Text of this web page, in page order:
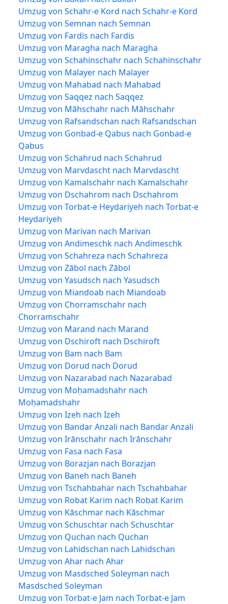
Umzug von Schahr-e Kord nach Schahr-e Kord
Umzug von Semnan nach Semnan
Umzug von Fardis nach Fardis
Umzug von Maragha nach Maragha
Umzug von Schahinschahr nach Schahinschahr
Umzug von Malayer nach Malayer
Umzug von Mahabad nach Mahabad
Umzug von Saqqez nach Saqqez
Umzug von Māhschahr nach Māhschahr
Umzug von Rafsandschan nach Rafsandschan
Umzug von Gonbad-e Qabus nach Gonbad-e
Qabus
Umzug von Schahrud nach Schahrud
Umzug von Marvdascht nach Marvdascht
Umzug von Kamalschahr nach Kamalschahr
Umzug von Dschahrom nach Dschahrom
Umzug von Torbat-e Heydariyeh nach Torbat-e
Heydariyeh
Umzug von Marivan nach Marivan
Umzug von Andimeschk nach Andimeschk
Umzug von Schahreza nach Schahreza
Umzug von Zābol nach Zābol
Umzug von Yasudsch nach Yasudsch
Umzug von Miandoab nach Miandoab
Umzug von Chorramschahr nach
Chorramschahr
Umzug von Marand nach Marand
Umzug von Dschiroft nach Dschiroft
Umzug von Bam nach Bam
Umzug von Dorud nach Dorud
Umzug von Nazarabad nach Nazarabad
Umzug von Moḥamadshahr nach
Moḥamadshahr
Umzug von Izeh nach Izeh
Umzug von Bandar Anzali nach Bandar Anzali
Umzug von Irānschahr nach Irānschahr
Umzug von Fasa nach Fasa
Umzug von Borazjan nach Borazjan
Umzug von Baneh nach Baneh
Umzug von Tschahbahar nach Tschahbahar
Umzug von Robat Karim nach Robat Karim
Umzug von Kāschmar nach Kāschmar
Umzug von Schuschtar nach Schuschtar
Umzug von Quchan nach Quchan
Umzug von Lahidschan nach Lahidschan
Umzug von Ahar nach Ahar
Umzug von Masdsched Soleyman nach
Masdsched Soleyman
Umzug von Torbat-e Jam nach Torbat-e Jam